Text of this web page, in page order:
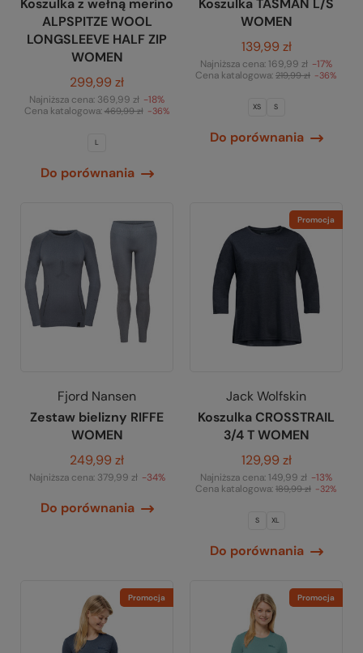
Koszulka z wełną merino
ALPSPITZE WOOL
LONGSLEEVE HALF ZIP
WOMEN
299,99 zł
Najniższa cena: 369,99 zł -18%
Cena katalogowa:469,99 zł -36%
L
Do porównania
Koszulka TASMAN L/S
WOMEN
139,99 zł
Najniższa cena:169,99 zł -17%
Cena katalogowa: 219,99 zł -36%
XS S
Do porównania
Fjord Nansen
Zestaw bielizny RIFFE
WOMEN
249,99 zł
Najniższa cena: 379,99 zł -34%
Do porównania
Promocja
Jack Wolfskin
Koszulka CROSSTRAIL
3/4 T WOMEN
129,99 zł
Najniższa cena:149,99 zł -13%
Cena katalogowa: 189,99 zł -32%
S XL
Do porównania
Promocja Promocja